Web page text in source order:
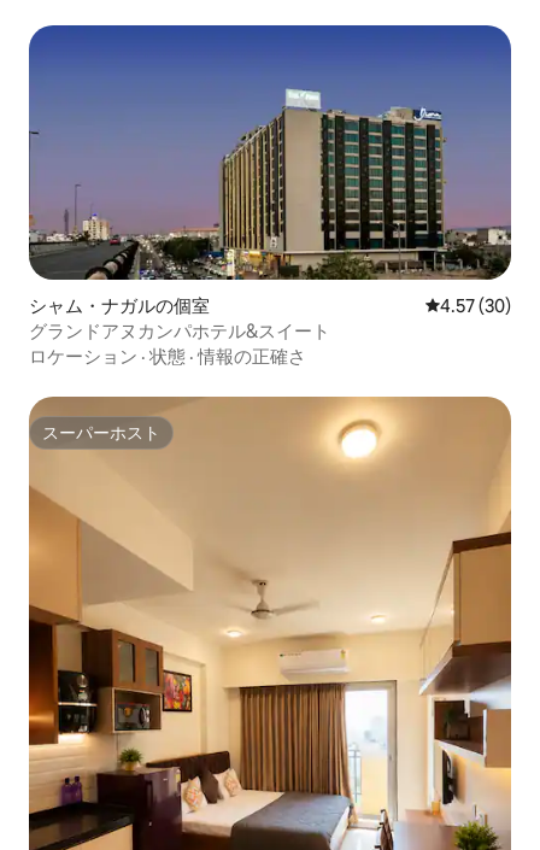
シャム・ナガルの個室 レビュー30
4.57 (30)
グランドアヌカンパホテル&スイート
ロケーション · 状態 ·情報の正確さ
スーパーホスト
スーパーホスト